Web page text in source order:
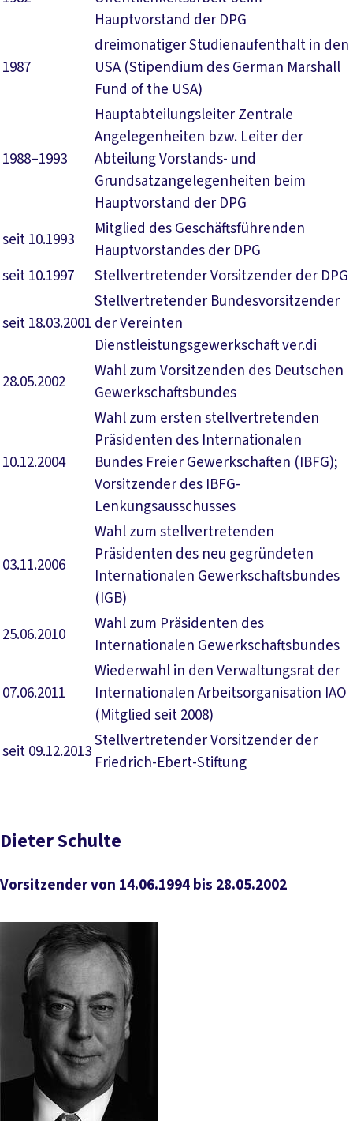
Hauptvorstand der DPG
1987
dreimonatiger Studienaufenthalt in den
USA (Stipendium des German Marshall
Fund of the USA)
1988–1993
Hauptabteilungsleiter Zentrale
Angelegenheiten bzw. Leiter der
Abteilung Vorstands- und
Grundsatzangelegenheiten beim
Hauptvorstand der DPG
seit 10.1993
Mitglied des Geschäftsführenden
Hauptvorstandes der DPG
seit 10.1997
Stellvertretender Vorsitzender der DPG
seit 18.03.2001
Stellvertretender Bundesvorsitzender
der Vereinten
Dienstleistungsgewerkschaft ver.di
28.05.2002
Wahl zum Vorsitzenden des Deutschen
Gewerkschaftsbundes
10.12.2004
Wahl zum ersten stellvertretenden
Präsidenten des Internationalen
Bundes Freier Gewerkschaften (IBFG);
Vorsitzender des IBFG-
Lenkungsausschusses
03.11.2006
Wahl zum stellvertretenden
Präsidenten des neu gegründeten
Internationalen Gewerkschaftsbundes
(IGB)
25.06.2010
Wahl zum Präsidenten des
Internationalen Gewerkschaftsbundes
07.06.2011
Wiederwahl in den Verwaltungsrat der
Internationalen Arbeitsorganisation IAO
(Mitglied seit 2008)
seit 09.12.2013
Stellvertretender Vorsitzender der
Friedrich-Ebert-Stiftung
Dieter Schulte
Vorsitzender von 14.06.1994 bis 28.05.2002